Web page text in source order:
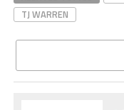
TJ WARREN